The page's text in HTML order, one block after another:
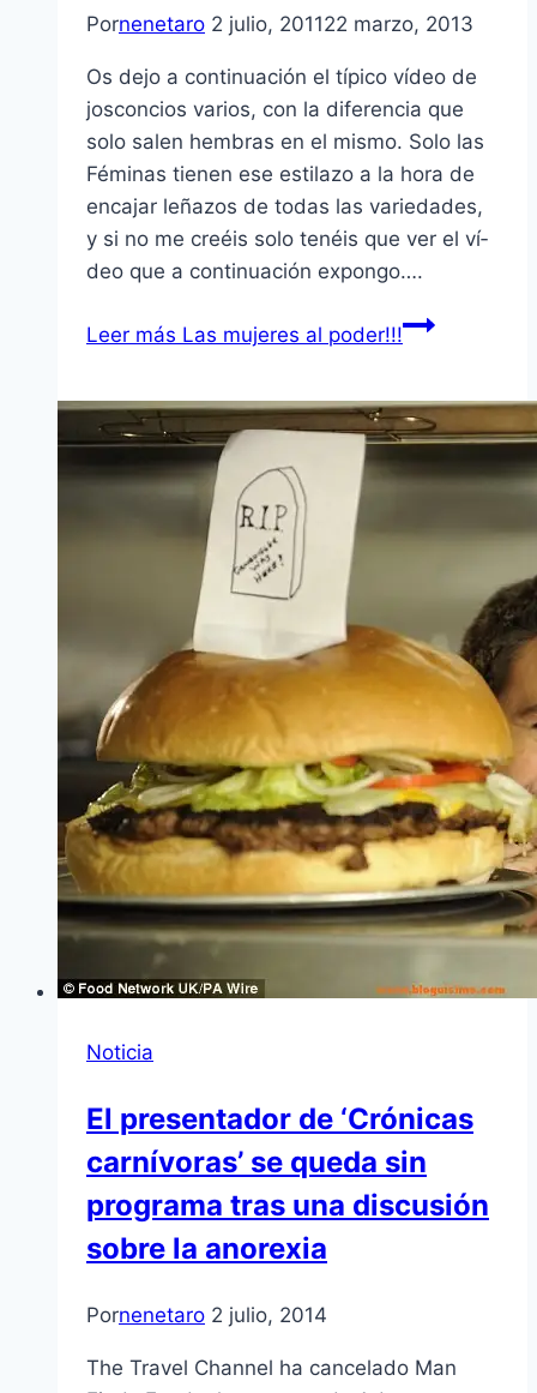
Pornenetaro 2 julio, 201122 marzo, 2013
Os dejo a continuación el tí­pico ví­deo de
josconcios varios, con la diferencia que
solo salen hembras en el mismo. Solo las
Féminas tienen ese estilazo a la hora de
encajar leñazos de todas las variedades,
y si no me creéis solo tenéis que ver el ví­
deo que a continuación expongo….
Leer más Las mujeres al poder!!!
Noticia
El presentador de ‘Crónicas
carnívoras’ se queda sin
programa tras una discusión
sobre la anorexia
Pornenetaro 2 julio, 2014
The Travel Channel ha cancelado Man